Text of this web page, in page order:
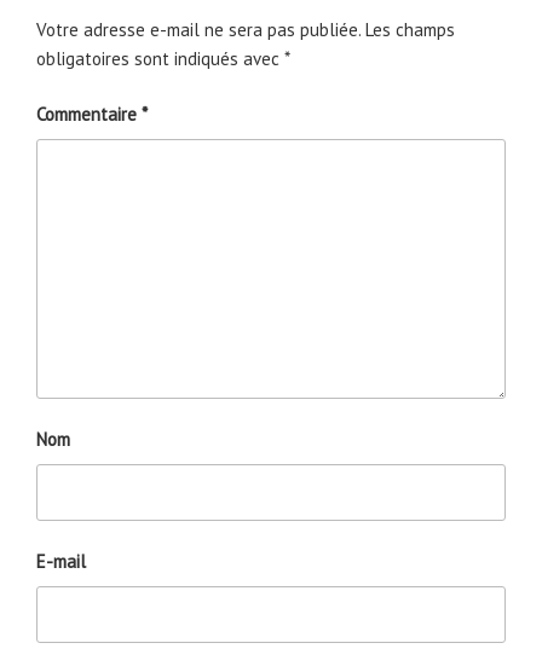
Votre adresse e-mail ne sera pas publiée. Les champs
obligatoires sont indiqués avec *
Commentaire *
Nom
E-mail